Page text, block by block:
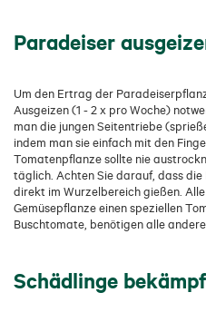
Paradeiser
Um den Ertrag der
Ausgeizen (1 - 2 x pro Woche)
man die jungen Seitentriebe
indem man sie einfach mit den
Tomatenpflanze sollte nie
täglich. Achten Sie darauf, dass
direkt im Wurzelbereich gießen.
Gemüsepflanze einen speziellen
Buschtomate, benötigen alle
Schädlinge